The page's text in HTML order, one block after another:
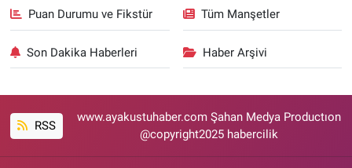
Puan Durumu ve Fikstür Tüm Manşetler
Son Dakika Haberleri Haber Arşivi
RSS
www.ayakustuhaber.com Şahan Medya Productıon
@copyright2025 habercilik